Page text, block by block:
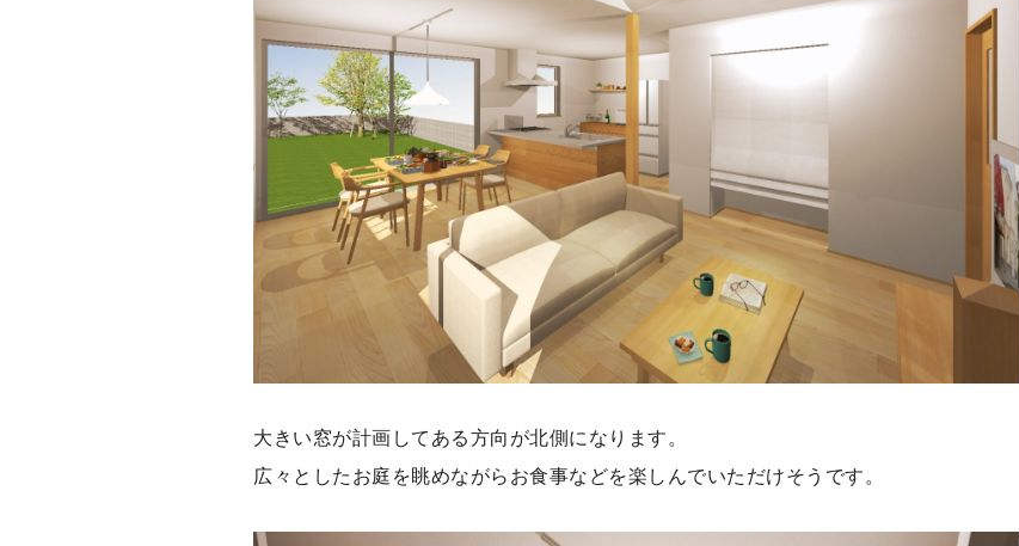
大きい窓が計画してある方向が北側になります。
広々としたお庭を眺めながらお食事などを楽しんでいただけそうです。